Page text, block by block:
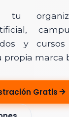
tu
y
propia marca
Gratis